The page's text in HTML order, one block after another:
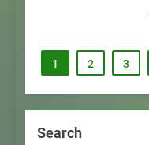
1 2 3
Search